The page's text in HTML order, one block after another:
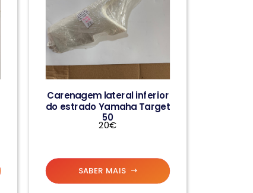
Carenagem lateral inferior
do estrado Yamaha Target
50
20€
SABER MAIS